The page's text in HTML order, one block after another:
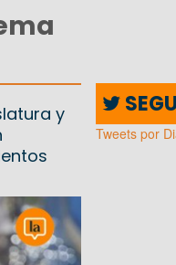
y
Tweets por